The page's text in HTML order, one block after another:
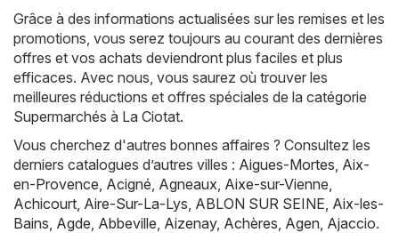
Grâce à des informations actualisées sur les remises et les
promotions, vous serez toujours au courant des dernières
offres et vos achats deviendront plus faciles et plus
efficaces. Avec nous, vous saurez où trouver les
meilleures réductions et offres spéciales de la catégorie
Supermarchés à La Ciotat.
Vous cherchez d'autres bonnes affaires ? Consultez les
derniers catalogues d’autres villes : Aigues-Mortes Aix-
en-Provence Acigné Agneaux Aixe-sur-Vienne
Achicourt Aire-Sur-La-Lys ABLON SUR SEINE Aix-les-
Bains Agde Abbeville Aizenay, Achères Agen Ajaccio.